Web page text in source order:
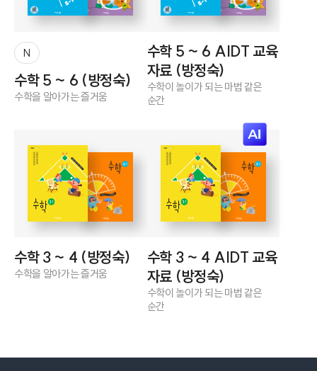
N
수학 5 ~ 6 (방정숙)
수학을 알아가는 즐거움
수학 5 ~ 6 AIDT 교육
자료 (방정숙)
수학이 놀이가 되는 마법 같은
순간
수학 3 ~ 4 (방정숙)
수학을 알아가는 즐거움
수학 3 ~ 4 AIDT 교육
자료 (방정숙)
수학이 놀이가 되는 마법 같은
순간